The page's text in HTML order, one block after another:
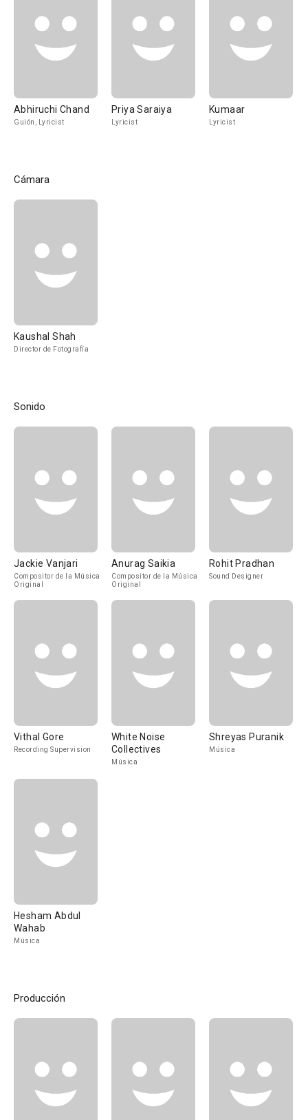
Abhiruchi Chand
Guión, Lyricist
Priya Saraiya
Lyricist
Kumaar
Lyricist
Cámara
Kaushal Shah
Director de Fotografía
Sonido
Jackie Vanjari
Compositor de la Música
Original
Anurag Saikia
Compositor de la Música
Original
Rohit Pradhan
Sound Designer
Vithal Gore
Recording Supervision
White Noise
Collectives
Música
Shreyas Puranik
Música
Hesham Abdul
Wahab
Música
Producción